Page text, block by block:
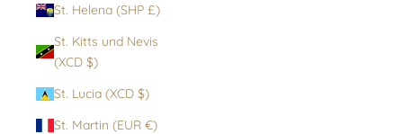
St. Helena (SHP £)
St. Kitts und Nevis
(XCD $)
St. Lucia (XCD $)
St. Martin (EUR €)